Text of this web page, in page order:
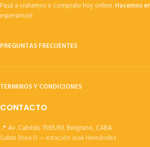
Pasá a visitarnos o compralo hoy online.Hacemos
esperamos!
PREGUNTAS FRECUENTES
TERMINOS Y CONDICIONES
CONTACTO
📍 Av. Cabildo 1565/61, Belgrano, CABA
Subte línea D — estación José Hernández